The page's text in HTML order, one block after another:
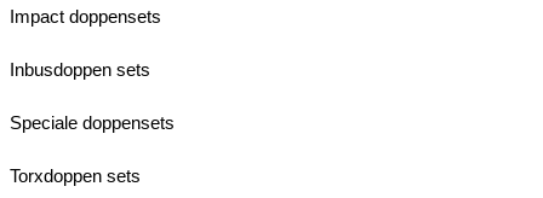
Impact doppensets
Inbusdoppen sets
Speciale doppensets
Torxdoppen sets